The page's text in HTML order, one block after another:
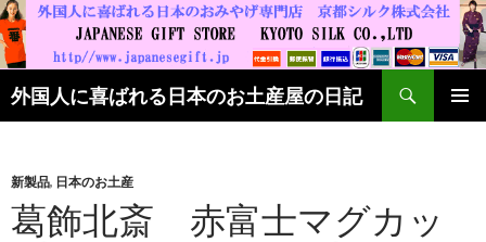
外国人に喜ばれる日本のお土産屋の日記
検索
新製品, 日本のお土産
葛飾北斎 赤富士マグカッ